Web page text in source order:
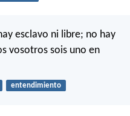
esclavo ni libre; no hay
vosotros sois uno en
entendimiento